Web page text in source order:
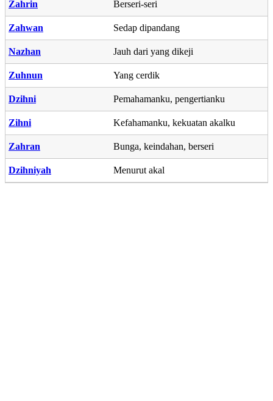
Zahrin Berseri-seri
Zahwan Sedap dipandang
Nazhan Jauh dari yang dikeji
Zuhnun Yang cerdik
Dzihni Pemahamanku, pengertianku
Zihni Kefahamanku, kekuatan akalku
Zahran Bunga, keindahan, berseri
Dzihniyah Menurut akal